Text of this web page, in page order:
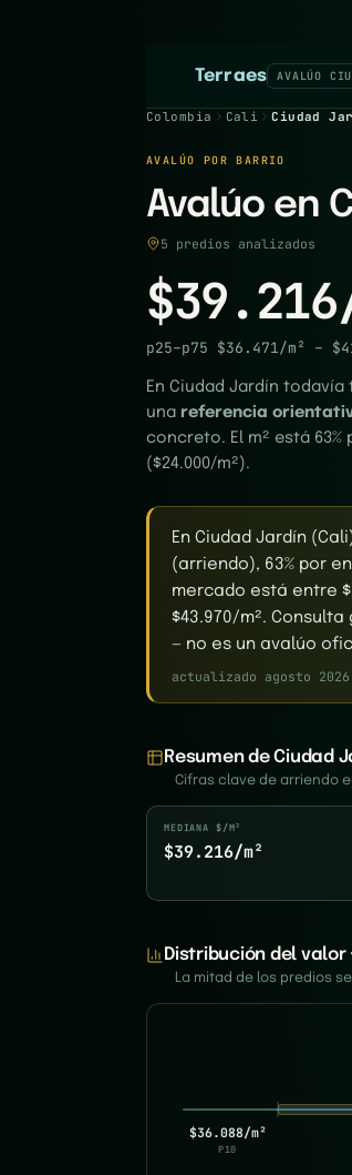
Terraes AVALÚO
Colombia Cali Ciudad
AVALÚO POR BARRIO
Avalúo en
5 predios analizados
p25–p75 $36.471/m² –
En Ciudad Jardín
una referencia
concreto. El m² está
($24.000/m²).
En Ciudad Jardín
(arriendo), 63% por
mercado está entre
$43.970/m².
— no es un avalúo
actualizado agosto 2026
Resumen de Ciudad
Cifras clave de arriendo
MEDIANA $/M²
$39.216/m²
Distribución del valor
La mitad de los predios
$36.088/m²
P10